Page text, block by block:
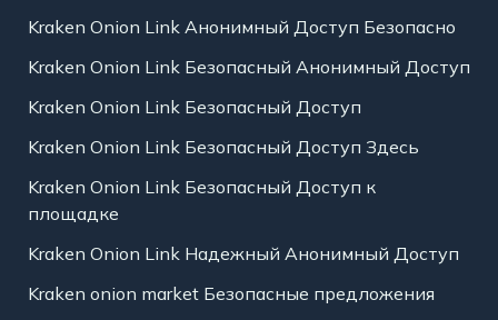
Kraken Onion Link Анонимный Доступ Безопасно
Kraken Onion Link Безопасный Анонимный Доступ
Kraken Onion Link Безопасный Доступ
Kraken Onion Link Безопасный Доступ Здесь
Kraken Onion Link Безопасный Доступ к
площадке
Kraken Onion Link Надежный Анонимный Доступ
Kraken onion market Безопасные предложения